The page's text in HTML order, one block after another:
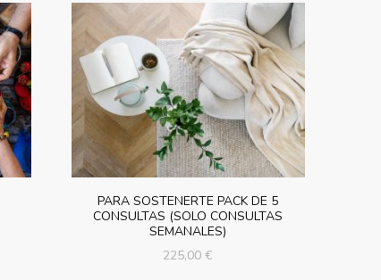
PARA SOSTENERTE PACK DE 5
CONSULTAS (SOLO CONSULTAS
SEMANALES)
225,00€